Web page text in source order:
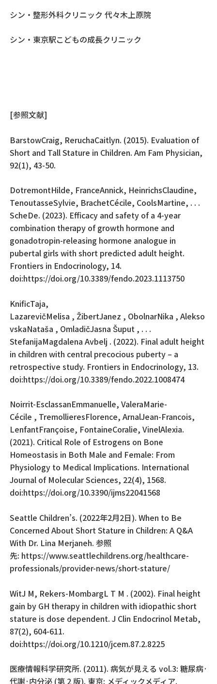
シン・整形外科クリニック 代々木上原院
シン・東京駅こどもの成長クリニック
[参照文献]
BarstowCraig, ReruchaCaitlyn. (2015). Evaluation of
Short and Tall Stature in Children. Am Fam Physician,
92(1), 43-50.
DotremontHilde, FranceAnnick, HeinrichsClaudine,
TenoutasseSylvie, BrachetCécile, CoolsMartine, . . .
ScheDe. (2023). Efficacy and safety of a 4-year
combination therapy of growth hormone and
gonadotropin-releasing hormone analogue in
pubertal girls with short predicted adult height.
Frontiers in Endocrinology, 14.
doi:https://doi.org/10.3389/fendo.2023.1113750
KnificTaja,
LazarevičMelisa , ŽibertJanez , ObolnarNika , Alekso
vskaNataša , OmladičJasna Šuput , . . .
StefanijaMagdalena Avbelj . (2022). Final adult height
in children with central precocious puberty – a
retrospective study. Frontiers in Endocrinology, 13.
doi:https://doi.org/10.3389/fendo.2022.1008474
Noirrit-EsclassanEmmanuelle, ValeraMarie-
Cécile , TremollieresFlorence, ArnalJean-Francois,
LenfantFrançoise, FontaineCoralie, VinelAlexia.
(2021). Critical Role of Estrogens on Bone
Homeostasis in Both Male and Female: From
Physiology to Medical Implications. International
Journal of Molecular Sciences, 22(4), 1568.
doi:https://doi.org/10.3390/ijms22041568
Seattle Children’s. (2022年2月2日). When to Be
Concerned About Short Stature in Children: A Q&A
With Dr. Lina Merjaneh. 参照
先: https://www.seattlechildrens.org/healthcare-
professionals/provider-news/short-stature/
WitJ M, Rekers-MombargL T M . (2002). Final height
gain by GH therapy in children with idiopathic short
stature is dose dependent. J Clin Endocrinol Metab,
87(2), 604-611.
doi:https://doi.org/10.1210/jcem.87.2.8225
医療情報科学研究所. (2011). 病気が見える vol.3: 糖尿病·
代謝·内分泌 (第 2 版). 東京: メディックメディア.